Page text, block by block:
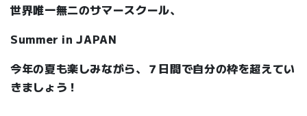
世界唯一無二のサマースクール、
Summer in JAPAN
今年の夏も楽しみながら、７日間で自分の枠を超えてい
きましょう！